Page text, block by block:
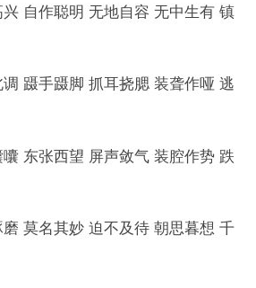
自作聪明 无地自容 无中生有 镇
蹑手蹑脚 抓耳挠腮 装聋作哑 逃
东张西望 屏声敛气 装腔作势 跌
莫名其妙 迫不及待 朝思暮想 千